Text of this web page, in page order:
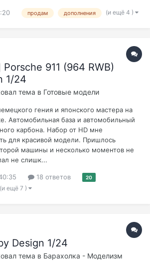
продам дополнения (и ещё 4 )
911 (964 RWB)
1/24
тема в Готовые модели
гения и японского мастера на
Автомобильная база и автомобильный
карбона. Набор от HD мне
для красивой модели. Пришлось
машины и несколько моментов не
не слишк...
18 ответов 20
(и ещё 7 )
Design 1/24
тема в Барахолка - Моделизм